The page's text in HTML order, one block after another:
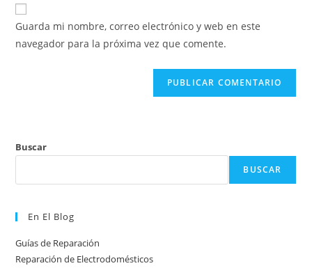
para
comentar
electrónico
para
comentar
de
Guarda mi nombre, correo electrónico y web en este
navegador para la próxima vez que comente.
Buscar
BUSCAR
En El Blog
Guías de Reparación
Reparación de Electrodomésticos